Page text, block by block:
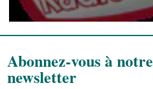
Abonnez-vous à notre
newsletter